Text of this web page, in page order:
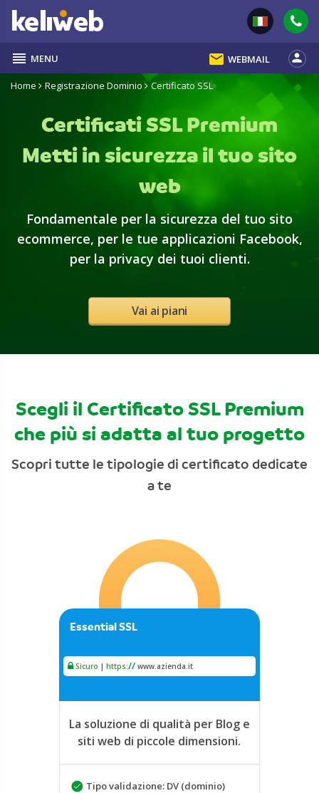
reorder MENU email WEBMAIL person
Home Registrazione Dominio Certificato SSL
Certificati SSL Premium
Metti in sicurezza il tuo sito
web
Fondamentale per la sicurezza del tuo sito
ecommerce, per le tue applicazioni Facebook,
per la privacy dei tuoi clienti.
Vai ai piani
Scegli il Certificato SSL Premium
che più si adatta al tuo progetto
Scopri tutte le tipologie di certificato dedicate
a te
Essential SSL
Sicuro | https:// www.azienda.it
La soluzione di qualità per Blog e
siti web di piccole dimensioni.
Tipo validazione: DV (dominio)